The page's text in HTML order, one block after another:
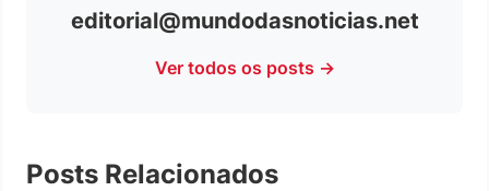
editorial@mundodasnoticias.net
Ver todos os posts →
Posts Relacionados